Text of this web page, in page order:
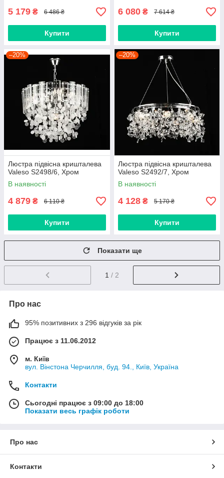
5 179 ₴ 6 486 ₴
Купити
6 080 ₴ 7 614 ₴
Купити
–20%
Люстра підвісна кришталева
Valeso S2498/6, Хром
В наявності
4 879 ₴ 6 110 ₴
Купити
–20%
Люстра підвісна кришталева
Valeso S2492/7, Хром
В наявності
4 128 ₴ 5 170 ₴
Купити
Показати ще
1 / 2
Про нас
95% позитивних з 296 відгуків за рік
Працює з 11.06.2012
м. Київ
вул. Вінстона Черчилля, буд. 94., Київ, Україна
Контакти
Сьогодні працює з 09:00 до 18:00
Показати весь графік роботи
Про нас
Контакти